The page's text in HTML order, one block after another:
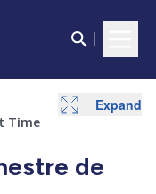
Time
de
Expand
Expand
Expand
Expand
Expand
Expand
Expand
Expand